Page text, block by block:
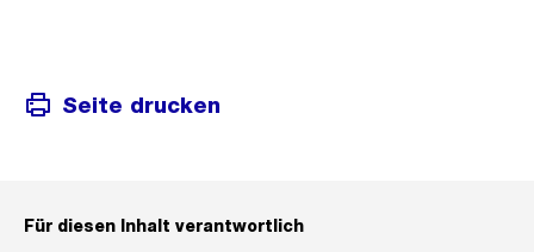
Seite drucken
Für diesen Inhalt verantwortlich